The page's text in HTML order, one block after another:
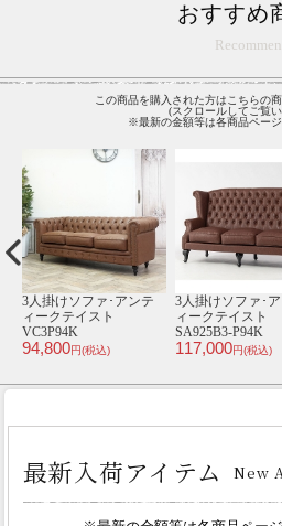
おすすめ
この商品を購入された方はこちらの
(スクロールしてご覧
※最新の金額等は各商品ペー
3人掛けソファ･アンテ
ィークテイスト
VC3P94K
94,800円(税込)
3人掛けソファ･
ィークテイスト
SA925B3-P94K
117,000円(税込)